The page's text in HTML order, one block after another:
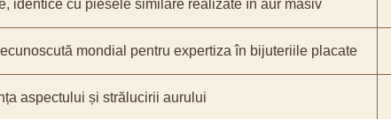
identice cu piesele similare realizate în aur masiv
mondial pentru expertiza în bijuteriile placate
aspectului și strălucirii aurului